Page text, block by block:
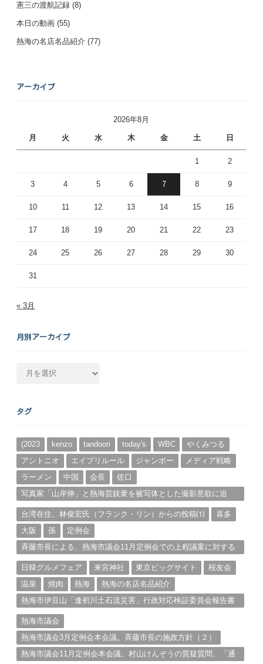
憲三の渡航記録 (8)
本日の動画 (55)
熱海の名店名品紹介 (77)
アーカイブ
2026年8月
月 火 水 木 金 土 日
1 2
3 4 5 6 7 8 9
10 11 12 13 14 15 16
17 18 19 20 21 22 23
24 25 26 27 28 29 30
31
« 3月
月別アーカイブ
カ
ブ
タグ
(2023 kenzo tandoori today's WBC
やくみつる
アントニオ
エイプリルール ジャンボー
メディア戦略
ラーメン
中国 会長
佐口
写真家「山岸伸」と熱海芸妓衆を被写体とした撮影意欲に迫
台湾在住、林俊宏氏（フランク・リン）からの投稿⑴
喜多
大阪
孫
定例会
斉藤市長による、熱海市議会11月定例会での上程議案に対する
日韓グルメフェア
来宮神社 東京ビッグサイト
桜友会
温泉
焼肉 熱海
熱海の名店名品紹介
熱海市伊豆山「逢初川土石流災害」行政対応検証委員会報告書
熱海市議会
熱海市議会3月定例会本会議。斉藤市長の施政方針（２）
熱海市議会11月定例会本会議。村山けんぞうの質疑質問、「通